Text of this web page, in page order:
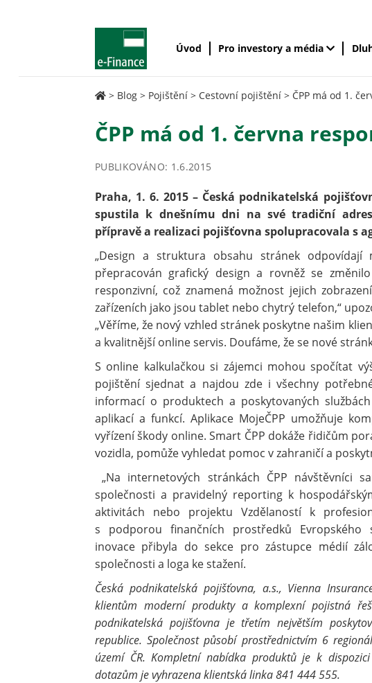
Úvod Pro investory a média
> Blog > Pojištění > Cestovní pojištění > ČPP má od 1.
ČPP má od 1. června
PUBLIKOVÁNO: 1.6.2015
Praha, 1. 6. 2015 – Česká podnikatelská
spustila k dnešnímu dni na své tradiční
přípravě a realizaci pojišťovna spolupracovala s
„Design a struktura obsahu stránek
přepracován grafický design a rovněž se
responzivní, což znamená možnost jejich
zařízeních jako jsou tablet nebo chytrý telefon,“
„Věříme, že nový vzhled stránek poskytne našim
a kvalitnější online servis. Doufáme, že se nové
S online kalkulačkou si zájemci mohou spočítat
pojištění sjednat a najdou zde i všechny
informací o produktech a poskytovaných
aplikací a funkcí. Aplikace MojeČPP umožňuje
vyřízení škody online. Smart ČPP dokáže řidičům
vozidla, pomůže vyhledat pomoc v zahraničí a
„Na internetových stránkách ČPP návštěvníci
společnosti a pravidelný reporting k
aktivitách nebo projektu Vzdělaností k
s podporou finančních prostředků
inovace přibyla do sekce pro zástupce médií
společnosti a loga ke stažení.
Česká podnikatelská pojišťovna, a.s., Vienna
klientům moderní produkty a komplexní pojistná
podnikatelská pojišťovna je třetím největším
republice. Společnost působí prostřednictvím 6
území ČR. Kompletní nabídka produktů je k
dotazům je vyhrazena klientská linka 841 444 555.